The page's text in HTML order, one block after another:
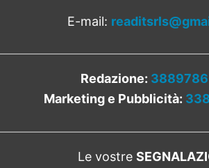
E-mail:
Redazione:
Marketing e Pubblicità:
Le vostre